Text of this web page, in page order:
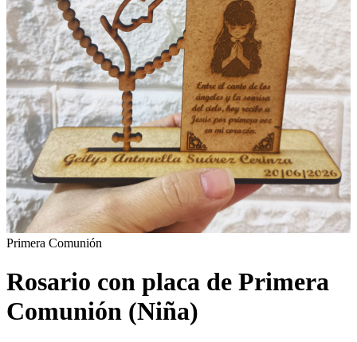
Primera Comunión
Rosario con placa de Primera
Comunión (Niña)